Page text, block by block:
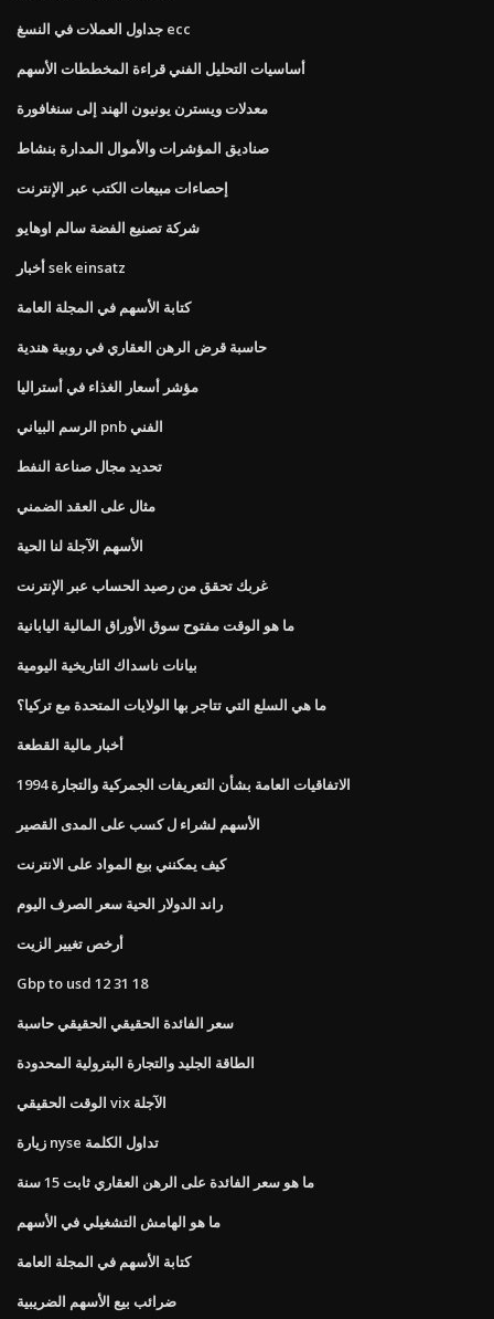
جداول العملات في النسغ ecc
أساسيات التحليل الفني قراءة المخططات الأسهم
معدلات ويسترن يونيون الهند إلى سنغافورة
صناديق المؤشرات والأموال المدارة بنشاط
إحصاءات مبيعات الكتب عبر الإنترنت
شركة تصنيع الفضة سالم اوهايو
أخبار sek einsatz
كتابة الأسهم في المجلة العامة
حاسبة قرض الرهن العقاري في روبية هندية
مؤشر أسعار الغذاء في أستراليا
الرسم البياني pnb الفني
تحديد مجال صناعة النفط
مثال على العقد الضمني
الأسهم الآجلة لنا الحية
غربك تحقق من رصيد الحساب عبر الإنترنت
ما هو الوقت مفتوح سوق الأوراق المالية اليابانية
بيانات ناسداك التاريخية اليومية
ما هي السلع التي تتاجر بها الولايات المتحدة مع تركيا؟
أخبار مالية القطعة
الاتفاقيات العامة بشأن التعريفات الجمركية والتجارة 1994
الأسهم لشراء ل كسب على المدى القصير
كيف يمكنني بيع المواد على الانترنت
راند الدولار الحية سعر الصرف اليوم
أرخص تغيير الزيت
Gbp to usd 12 31 18
سعر الفائدة الحقيقي الحقيقي حاسبة
الطاقة الجليد والتجارة البترولية المحدودة
الوقت الحقيقي vix الآجلة
زيارة nyse تداول الكلمة
ما هو سعر الفائدة على الرهن العقاري ثابت 15 سنة
ما هو الهامش التشغيلي في الأسهم
كتابة الأسهم في المجلة العامة
ضرائب بيع الأسهم الضريبية